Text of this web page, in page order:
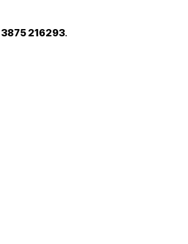
3875 216293.